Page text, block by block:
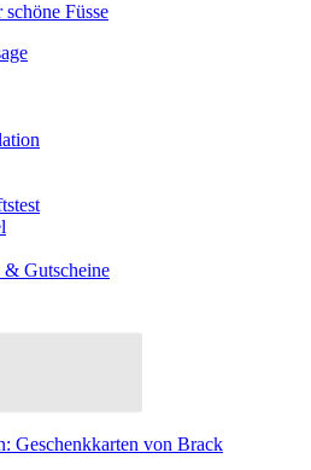
Füsse
& Gutscheine
Geschenkkarten von Brack